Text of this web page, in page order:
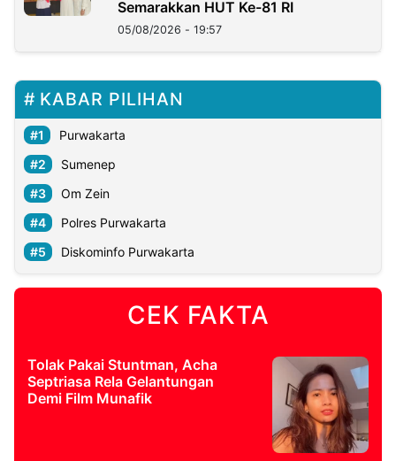
Semarakkan HUT Ke-81 RI
05/08/2026 - 19:57
KABAR PILIHAN
Purwakarta
Sumenep
Om Zein
Polres Purwakarta
Diskominfo Purwakarta
CEK FAKTA
Tolak Pakai Stuntman, Acha
Septriasa Rela Gelantungan
Demi Film Munafik